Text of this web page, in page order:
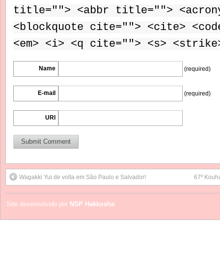
title=""> <abbr title="">
<blockquote cite=""> <cite>
<em> <i> <q cite=""> <s>
Name (required)
E-mail (required)
URI
Wagakki Yui de volta em São Paulo e Salvador! 67º
Site desenvolvido por NSP Hakkosha